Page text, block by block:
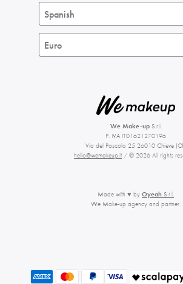
We Make-upS.r.l.
P. IVA IT01621270196
Via del Pascolo 25 26010 Chieve
hello@wemakeup.it / © 2026 All rights
Made with ♥ by Oyeah S.r.l.
We Make-up agency and partner.